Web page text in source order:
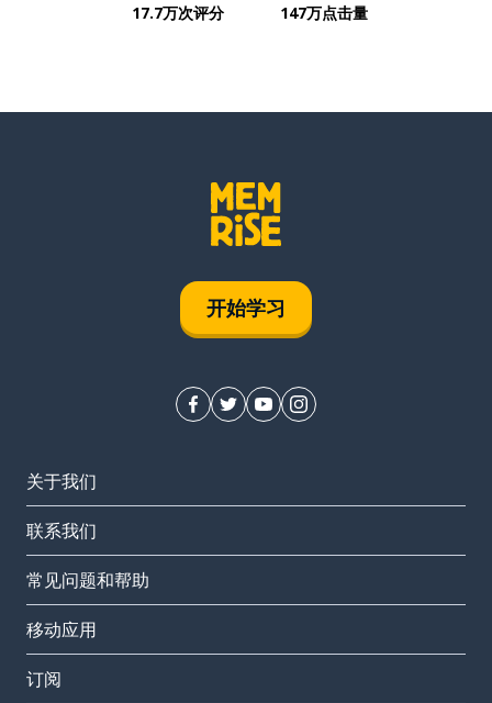
17.7万次评分 147万点击量
开始学习
关于我们
联系我们
常见问题和帮助
移动应用
订阅